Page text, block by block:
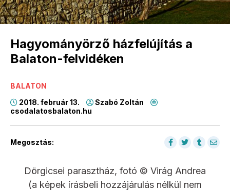
Hagyományörző házfelújítás a
Balaton-felvidéken
BALATON
2018. február 13.
Szabó Zoltán
csodalatosbalaton.hu
Megosztás:
Dörgicsei parasztház, fotó © Virág Andrea
(a képek írásbeli hozzájárulás nélkül nem